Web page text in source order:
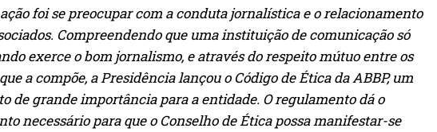
foi se preocupar com a conduta jornalística e o relacionamento
Compreendendo que uma instituição de comunicação só
exerce o bom jornalismo, e através do respeito mútuo entre os
a compõe, a Presidência lançou o Código de Ética da ABBP, um
de grande importância para a entidade. O regulamento dá o
necessário para que o Conselho de Ética possa manifestar-se